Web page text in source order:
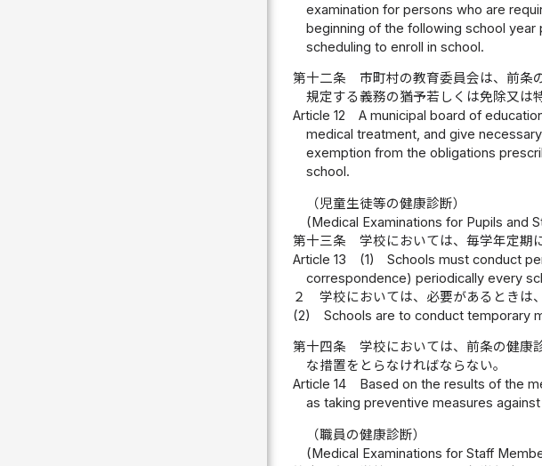
examination for persons who are
beginning of the following school year
scheduling to enroll in school.
第十二条
市町村の教育委員会は、前条
規定する義務の猶予若しくは免除又は
Article 12
A municipal board of
medical treatment, and give
exemption from the obligations
school.
（児童生徒等の健康診断）
(Medical Examinations for Pupils and
第十三条
学校においては、毎学年定期
Article 13
(1)
Schools must conduct
correspondence) periodically every
２
学校においては、必要があるときは
(2)
Schools are to conduct temporary
第十四条
学校においては、前条の健康
な措置をとらなければならない。
Article 14
Based on the results of the
as taking preventive measures
（職員の健康診断）
(Medical Examinations for Staff